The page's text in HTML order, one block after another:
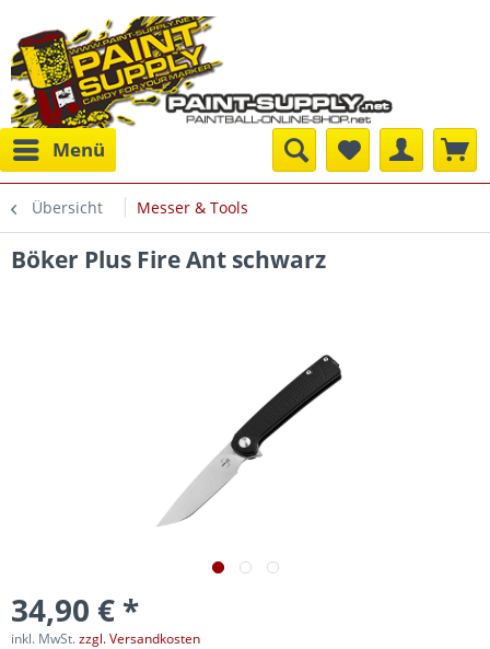
Menü
Übersicht Messer & Tools
Böker Plus Fire Ant schwarz
34,90 € *
inkl. MwSt.zzgl. Versandkosten